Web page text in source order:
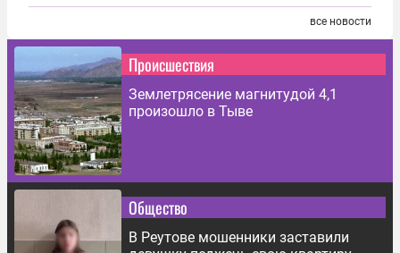
все новости
Происшествия
Землетрясение магнитудой 4,1
произошло в Тыве
Общество
В Реутове мошенники заставили